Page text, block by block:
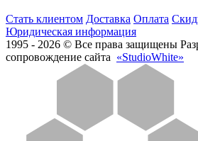
Стать клиентом Доставка Оплата
Юридическая информация
1995 - 2026 © Все права защищены
сопровождение сайта «StudioWhite»